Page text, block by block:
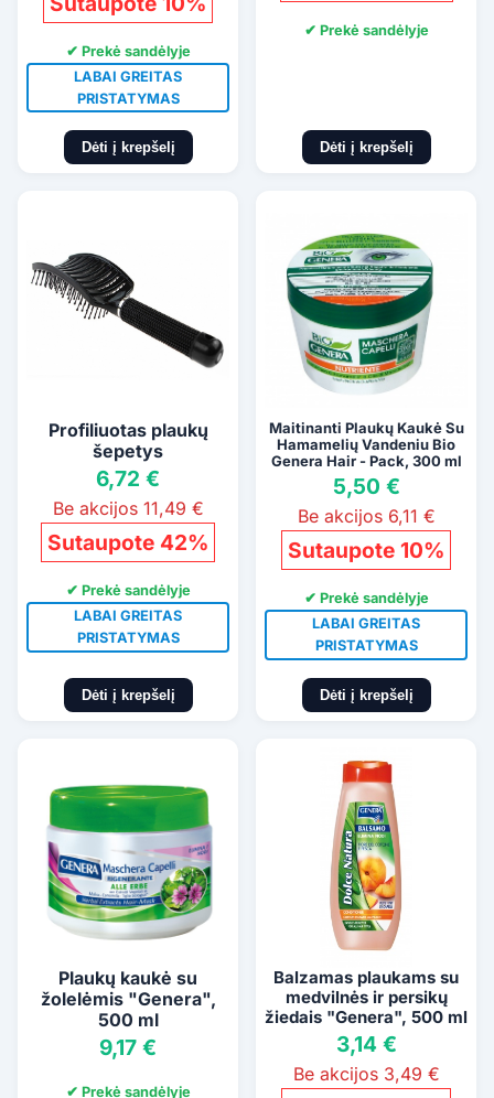
✔ Prekė sandėlyje
LABAI GREITAS
PRISTATYMAS
Dėti į krepšelį
✔ Prekė sandėlyje
Dėti į krepšelį
Profiliuotas plaukų
šepetys
6,72 €
Be akcijos 11,49 €
Sutaupote 42%
✔ Prekė sandėlyje
LABAI GREITAS
PRISTATYMAS
Dėti į krepšelį
Maitinanti Plaukų Kaukė Su
Hamamelių Vandeniu Bio
Genera Hair - Pack, 300 ml
5,50 €
Be akcijos 6,11 €
Sutaupote 10%
✔ Prekė sandėlyje
LABAI GREITAS
PRISTATYMAS
Dėti į krepšelį
Plaukų kaukė su
žolelėmis "Genera",
500 ml
9,17 €
✔ Prekė sandėlyje
Balzamas plaukams su
medvilnės ir persikų
žiedais "Genera", 500 ml
3,14 €
Be akcijos 3,49 €